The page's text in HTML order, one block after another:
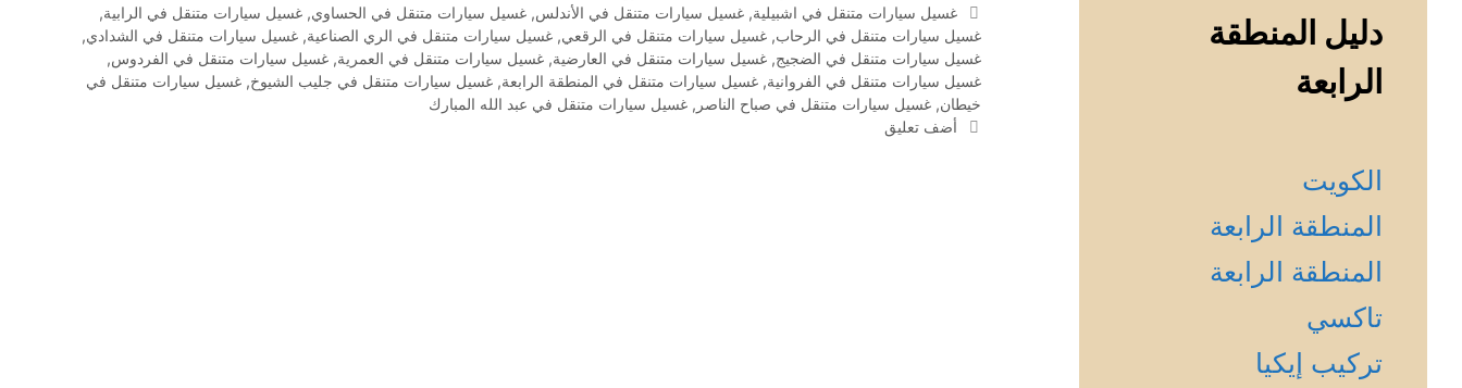
الوسوم
غسيل سيارات متنقل في اشبيلية, غسيل سيارات متنقل في الأندلس, غسيل سيارات متنقل في الحساوي, غسيل سيارات متنقل في الرابية,
غسيل سيارات متنقل في الرحاب, غسيل سيارات متنقل في الرقعي, غسيل سيارات متنقل في الري الصناعية, غسيل سيارات متنقل في الشدادي,
غسيل سيارات متنقل في الضجيج, غسيل سيارات متنقل في العارضية, غسيل سيارات متنقل في العمرية, غسيل سيارات متنقل في الفردوس,
غسيل سيارات متنقل في الفروانية, غسيل سيارات متنقل في المنطقة الرابعة, غسيل سيارات متنقل في جليب الشيوخ, غسيل سيارات متنقل في
خيطان, غسيل سيارات متنقل في صباح الناصر , غسيل سيارات متنقل في عبد الله المبارك
أضف تعليق
دليل المنطقة
الرابعة
الكويت
المنطقة الرابعة
المنطقة الرابعة
تاكسي
تركيب إيكيا